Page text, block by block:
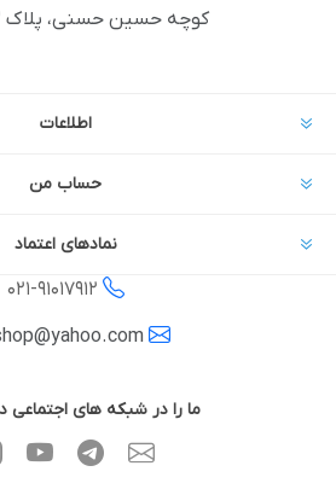
کوچه حسین حسنی، پلاک ۱۲، واحد ۱۰
اطلاعات
حساب من
نمادهای اعتماد
021-91017912
ما را در شبکه های اجتماعی